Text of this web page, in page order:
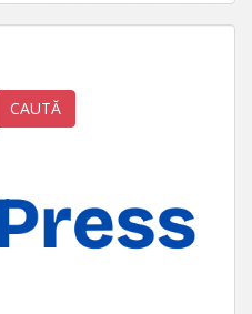
CAUTĂ